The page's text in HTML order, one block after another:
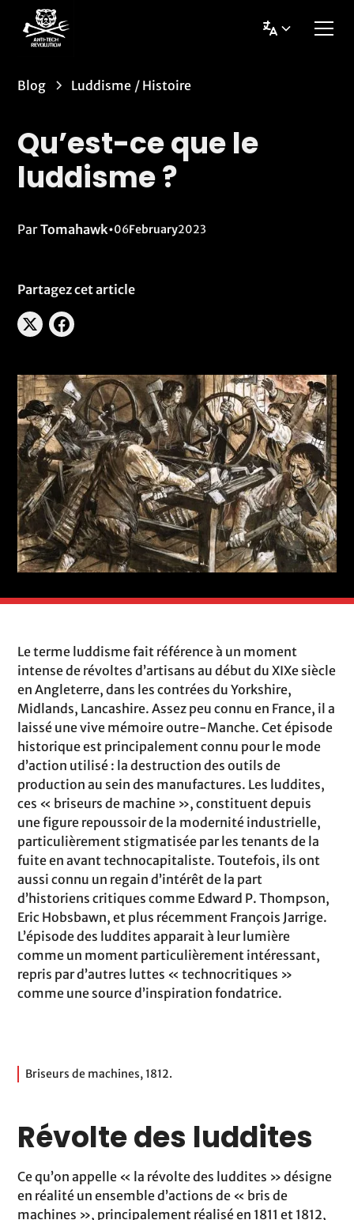
Blog Luddisme / Histoire
Qu’est-ce que le
luddisme ?
Par Tomahawk•06February2023
Partagez cet article
Le terme luddisme fait référence à un moment
intense de révoltes d’artisans au début du XIXe siècle
en Angleterre, dans les contrées du Yorkshire,
Midlands, Lancashire. Assez peu connu en France, il a
laissé une vive mémoire outre-Manche. Cet épisode
historique est principalement connu pour le mode
d’action utilisé : la destruction des outils de
production au sein des manufactures. Les luddites,
ces « briseurs de machine », constituent depuis
une figure repoussoir de la modernité industrielle,
particulièrement stigmatisée par les tenants de la
fuite en avant technocapitaliste. Toutefois, ils ont
aussi connu un regain d’intérêt de la part
d’historiens critiques comme Edward P. Thompson,
Eric Hobsbawn, et plus récemment François Jarrige.
L’épisode des luddites apparait à leur lumière
comme un moment particulièrement intéressant,
repris par d’autres luttes « technocritiques »
comme une source d’inspiration fondatrice.
Briseurs de machines, 1812.
Révolte des luddites
Ce qu’on appelle « la révolte des luddites » désigne
en réalité un ensemble d’actions de « bris de
machines », principalement réalisé en 1811 et 1812,